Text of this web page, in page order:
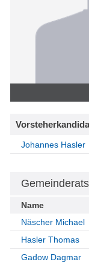
Johannes Hasler
Name
Näscher Michael
Hasler Thomas
Gadow Dagmar